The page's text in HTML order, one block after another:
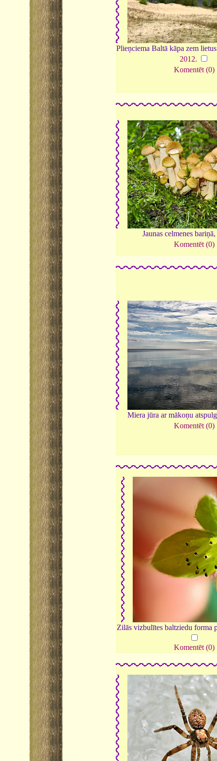
Plieņciema Baltā kāpa zem
2012.
Komentēt (0)
Jaunas celmenes bariņā,
Komentēt (0)
Miera jūra ar mākoņu
Komentēt (0)
Zilās vizbulītes baltziedu forma
Komentēt (0)